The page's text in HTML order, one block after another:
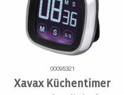
00095321
Xavax Küchentimer